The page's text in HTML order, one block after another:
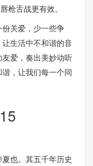
枪舌战更有效。
关爱，少一些争
生活中不和谐的音
爱，奏出美妙动听
，让我们每一个同
也。其五千年历史